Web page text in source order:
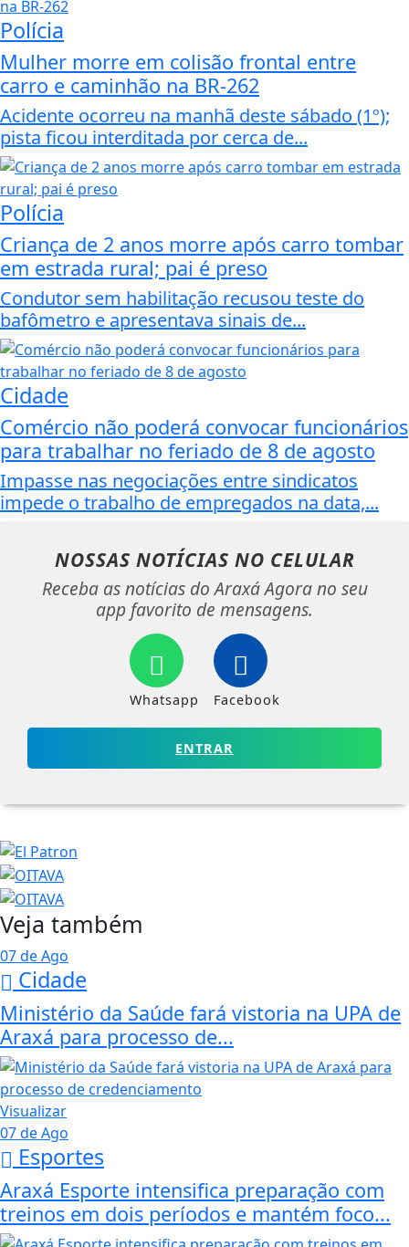
Polícia
Mulher morre em colisão frontal entre
carro e caminhão na BR-262
Acidente ocorreu na manhã deste sábado (1º);
pista ficou interditada por cerca de...
Polícia
Criança de 2 anos morre após carro tombar
em estrada rural; pai é preso
Condutor sem habilitação recusou teste do
bafômetro e apresentava sinais de...
Cidade
Comércio não poderá convocar funcionários
para trabalhar no feriado de 8 de agosto
Impasse nas negociações entre sindicatos
impede o trabalho de empregados na data,...
NOSSAS NOTÍCIAS NO CELULAR
Receba as notícias do Araxá Agora no seu
app favorito de mensagens.
Whatsapp Facebook
ENTRAR
Veja também
07 de Ago
Cidade
Ministério da Saúde fará vistoria na UPA de
Araxá para processo de...
Visualizar
07 de Ago
Esportes
Araxá Esporte intensifica preparação com
treinos em dois períodos e mantém foco...